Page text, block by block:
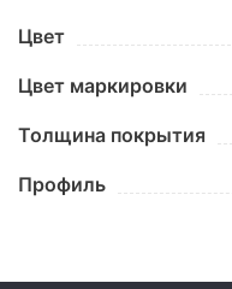
Цвет
Цвет маркировки
Толщина покрытия
Профиль